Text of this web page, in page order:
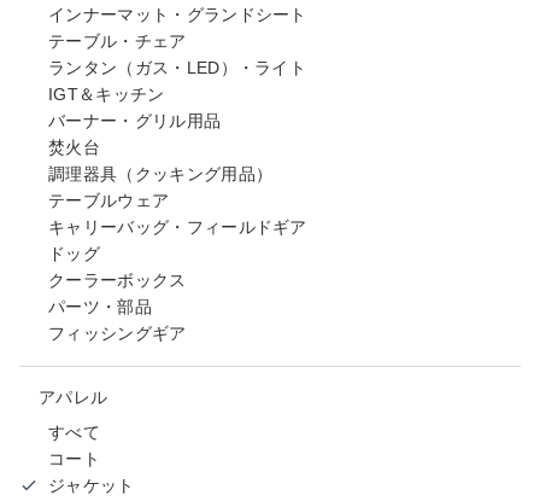
インナーマット・グランドシート
テーブル・チェア
ランタン（ガス・LED）・ライト
IGT＆キッチン
バーナー・グリル用品
焚火台
調理器具（クッキング用品）
テーブルウェア
キャリーバッグ・フィールドギア
ドッグ
クーラーボックス
パーツ・部品
フィッシングギア
アパレル
すべて
コート
ジャケット